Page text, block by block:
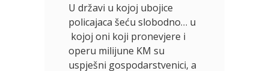
U državi u kojoj ubojice
policajaca šeću slobodno… u
kojoj oni koji pronevjere i
operu milijune KM su
uspješni gospodarstvenici, a